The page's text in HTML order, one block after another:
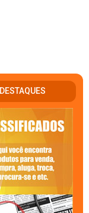
DESTAQUES